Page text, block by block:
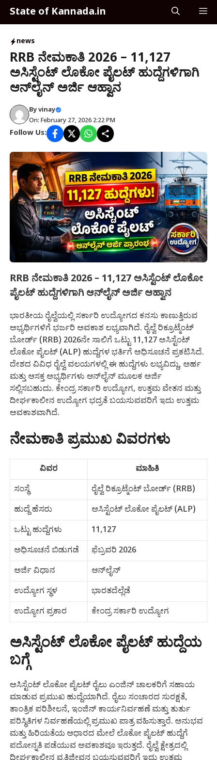
Skip
State of Kannada.in
news
RRB ನೇಮಕಾತಿ 2026 – 11,127
ಅಸಿಸ್ಟೆಂಟ್ ಲೊಕೋ ಪೈಲಟ್ ಹುದ್ದೆಗಳಿಗಾಗಿ
ಆನ್‌ಲೈನ್ ಅರ್ಜಿ ಆಹ್ವಾನ
Byvinay
On: February 27, 2026 2:22 PM
Follow Us:
RRB ನೇಮಕಾತಿ 2026 – 11,127 ಅಸಿಸ್ಟೆಂಟ್ ಲೊಕೋ
ಪೈಲಟ್ ಹುದ್ದೆಗಳಿಗಾಗಿ ಆನ್‌ಲೈನ್ ಅರ್ಜಿ ಆಹ್ವಾನ
ಭಾರತೀಯ ರೈಲ್ವೆಯಲ್ಲಿ ಸರ್ಕಾರಿ ಉದ್ಯೋಗದ ಕನಸು ಕಾಣುತ್ತಿರುವ
ಅಭ್ಯರ್ಥಿಗಳಿಗೆ ಭರ್ಜರಿ ಅವಕಾಶ ಲಭ್ಯವಾಗಿದೆ. ರೈಲ್ವೆ ರಿಕ್ರೂಟ್ಮೆಂಟ್
ಬೋರ್ಡ್ (RRB) 2026ನೇ ಸಾಲಿಗೆ ಒಟ್ಟು 11,127 ಅಸಿಸ್ಟೆಂಟ್
ಲೊಕೋ ಪೈಲಟ್ (ALP) ಹುದ್ದೆಗಳ ಭರ್ತಿಗೆ ಅಧಿಸೂಚನೆ ಪ್ರಕಟಿಸಿದೆ.
ದೇಶದ ವಿವಿಧ ರೈಲ್ವೆ ವಲಯಗಳಲ್ಲಿ ಈ ಹುದ್ದೆಗಳು ಲಭ್ಯವಿದ್ದು, ಅರ್ಹ
ಮತ್ತು ಆಸಕ್ತ ಅಭ್ಯರ್ಥಿಗಳು ಆನ್‌ಲೈನ್ ಮೂಲಕ ಅರ್ಜಿ
ಸಲ್ಲಿಸಬಹುದು. ಕೇಂದ್ರ ಸರ್ಕಾರಿ ಉದ್ಯೋಗ, ಉತ್ತಮ ವೇತನ ಮತ್ತು
ದೀರ್ಘಕಾಲೀನ ಉದ್ಯೋಗ ಭದ್ರತೆ ಬಯಸುವವರಿಗೆ ಇದು ಉತ್ತಮ
ಅವಕಾಶವಾಗಿದೆ.
ನೇಮಕಾತಿ ಪ್ರಮುಖ ವಿವರಗಳು
ವಿವರ
ಮಾಹಿತಿ
ಸಂಸ್ಥೆ
ರೈಲ್ವೆ ರಿಕ್ರೂಟ್ಮೆಂಟ್ ಬೋರ್ಡ್ (RRB)
ಹುದ್ದೆ ಹೆಸರು
ಅಸಿಸ್ಟೆಂಟ್ ಲೊಕೋ ಪೈಲಟ್ (ALP)
ಒಟ್ಟು ಹುದ್ದೆಗಳು
11,127
ಅಧಿಸೂಚನೆ ಬಿಡುಗಡೆ
ಫೆಬ್ರವರಿ 2026
ಅರ್ಜಿ ವಿಧಾನ
ಆನ್‌ಲೈನ್
ಉದ್ಯೋಗ ಸ್ಥಳ
ಭಾರತದೆಲ್ಲೆಡೆ
ಉದ್ಯೋಗ ಪ್ರಕಾರ
ಕೇಂದ್ರ ಸರ್ಕಾರಿ ಉದ್ಯೋಗ
ಅಸಿಸ್ಟೆಂಟ್ ಲೊಕೋ ಪೈಲಟ್ ಹುದ್ದೆಯ
ಬಗ್ಗೆ
ಅಸಿಸ್ಟೆಂಟ್ ಲೊಕೋ ಪೈಲಟ್ ರೈಲು ಎಂಜಿನ್ ಚಾಲಕರಿಗೆ ಸಹಾಯ
ಮಾಡುವ ಪ್ರಮುಖ ಹುದ್ದೆಯಾಗಿದೆ. ರೈಲು ಸಂಚಾರದ ಸುರಕ್ಷತೆ,
ತಾಂತ್ರಿಕ ಪರಿಶೀಲನೆ, ಇಂಜಿನ್ ಕಾರ್ಯನಿರ್ವಹಣೆ ಮತ್ತು ತುರ್ತು
ಪರಿಸ್ಥಿತಿಗಳ ನಿರ್ವಹಣೆಯಲ್ಲಿ ಪ್ರಮುಖ ಪಾತ್ರ ವಹಿಸುತ್ತಾರೆ. ಅನುಭವ
ಮತ್ತು ಹಿರಿಯತೆಯ ಆಧಾರದ ಮೇಲೆ ಲೊಕೋ ಪೈಲಟ್ ಹುದ್ದೆಗೆ
ಪದೋನ್ನತಿ ಪಡೆಯುವ ಅವಕಾಶವೂ ಇರುತ್ತದೆ. ರೈಲ್ವೆ ಕ್ಷೇತ್ರದಲ್ಲಿ
ದೀರ್ಘಕಾಲೀನ ವೃತ್ತಿಜೀವನ ಬಯಸುವವರಿಗೆ ಇದು ಉತ್ತಮ